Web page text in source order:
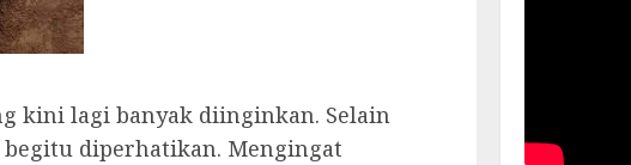
kini lagi banyak diinginkan. Selain
diperhatikan. Mengingat